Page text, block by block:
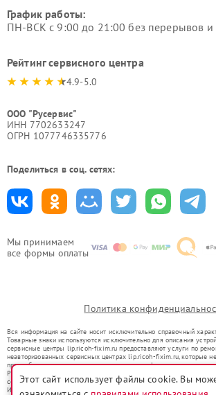
Мы принимаем
все формы оплаты
График работы:
ПН-ВСК с 9:00 до 21:00 без перерывов
Рейтинг сервисного центра
4.9-5.0
ООО "Русервис"
ИНН 7702633247
ОГРН 1077746335776
Поделиться в соц. сетях:
Политика
Вся информация на сайте носит исключительно справочный
Товарные знаки используются исключительно для описания
сервисные центры lip.ricoh-fixim.ru предоставляют услуги по
неавторизованных сервисных центрах lip.ricoh-fixim.ru, которые
правообладателями товарных знаков или их официальными
Ремонт осуществляется для устройств, уже введенных в
со статьей 1487 ГК РФ.
Использование товарных знаков не преследует цели
Этот сайт использует файлы cookie. Вы